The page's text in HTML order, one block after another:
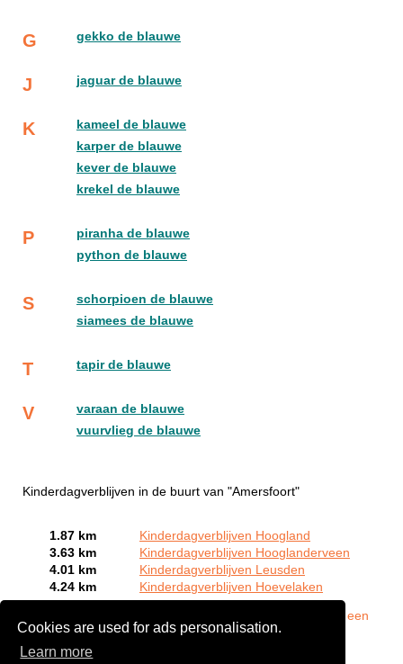
Cookies are used for ads personalisation.
Learn more
G gekko de blauwe
J jaguar de blauwe
K
kameel de blauwe
karper de blauwe
kever de blauwe
krekel de blauwe
P
piranha de blauwe
python de blauwe
S
schorpioen de blauwe
siamees de blauwe
T tapir de blauwe
V
varaan de blauwe
vuurvlieg de blauwe
Kinderdagverblijven in de buurt van "Amersfoort"
1.87 km
Kinderdagverblijven Hoogland
3.63 km
Kinderdagverblijven Hooglanderveen
4.01 km
Kinderdagverblijven Leusden
4.24 km
Kinderdagverblijven Hoevelaken
Meld een
bedrijf gratis aan